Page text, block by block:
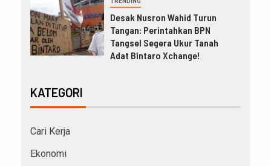
Desak Nusron Wahid Turun
Tangan: Perintahkan BPN
Tangsel Segera Ukur Tanah
Adat Bintaro Xchange!
KATEGORI
Cari Kerja
Ekonomi